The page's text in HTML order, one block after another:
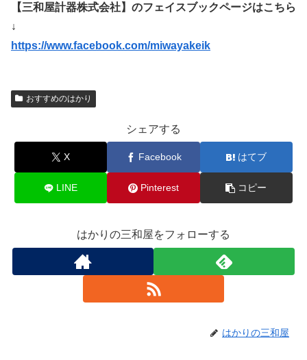
【三和屋計器株式会社】のフェイスブックページはこちら
↓
https://www.facebook.com/miwayakeik
おすすめのはかり
シェアする
X Facebook はてブ
LINE Pinterest コピー
はかりの三和屋をフォローする
はかりの三和屋